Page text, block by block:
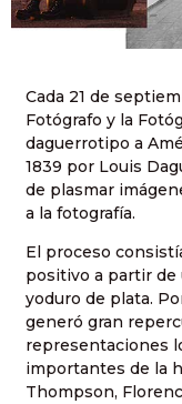
Cada 21 de
Fotógrafo y la
daguerrotipo a
1839 por Louis
de plasmar
a la fotografía.
El proceso
positivo a partir de
yoduro de plata.
generó gran
representaciones
importantes de la
Thompson,